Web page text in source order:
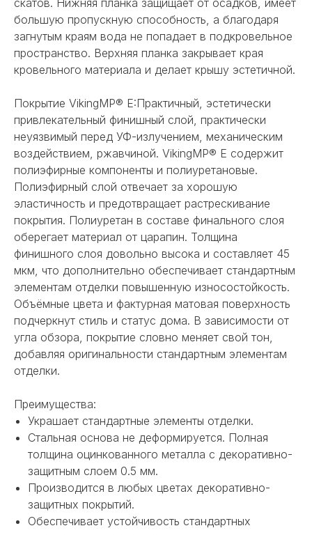
большую пропускную способность, а благодаря
загнутым краям вода не попадает в подкровельное
пространство. Верхняя планка закрывает края
кровельного материала и делает крышу эстетичной.
Покрытие VikingMP® E:Практичный, эстетически
привлекательный финишный слой, практически
неуязвимый перед УФ-излучением, механическим
воздействием, ржавчиной. VikingMP® E содержит
полиэфирные компоненты и полиуретановые.
Полиэфирный слой отвечает за хорошую
эластичность и предотвращает растрескивание
покрытия. Полиуретан в составе финального слоя
оберегает материал от царапин. Толщина
финишного слоя довольно высока и составляет 45
мкм, что дополнительно обеспечивает стандартным
элементам отделки повышенную износостойкость.
Объёмные цвета и фактурная матовая поверхность
подчеркнут стиль и статус дома. В зависимости от
угла обзора, покрытие словно меняет свой тон,
добавляя оригинальности стандартным элементам
отделки.
Преимущества:
Украшает стандартные элементы отделки.
Стальная основа не деформируется. Полная
толщина оцинкованного металла с декоративно-
защитным слоем 0.5 мм.
Производится в любых цветах декоративно-
защитных покрытий.
Обеспечивает устойчивость стандартных
НЕ НАШЛИ НУЖНОЕ
ИЛИ НУЖНА ПОМОЩЬ